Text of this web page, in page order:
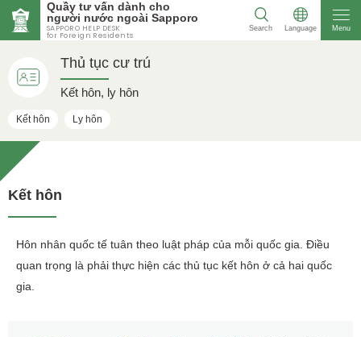
Quầy tư vấn dành cho
người nước ngoài Sapporo
SAPPORO HELP DESK
for Foreign Residents
Search Language Menu
Thủ tục cư trú
Kết hôn, ly hôn
Kết hôn Ly hôn
Kết hôn
Hôn nhân quốc tế tuân theo luật pháp của mỗi quốc gia. Điều
quan trọng là phải thực hiện các thủ tục kết hôn ở cả hai quốc
gia.